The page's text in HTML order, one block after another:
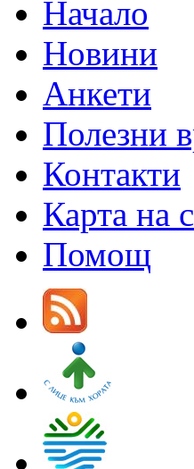
Начало
Новини
Анкети
Полезни
Контакти
Карта на
Помощ